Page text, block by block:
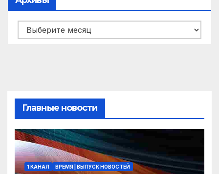
Архивы
Главные новости
1 КАНАЛ ВРЕМЯ | ВЫПУСК НОВОСТЕЙ